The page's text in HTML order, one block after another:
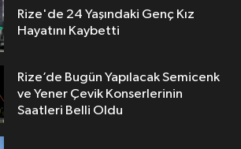
Rize'de 24 Yaşındaki Genç Kız
Hayatını Kaybetti
Rize’de Bugün Yapılacak Semicenk
ve Yener Çevik Konserlerinin
Saatleri Belli Oldu